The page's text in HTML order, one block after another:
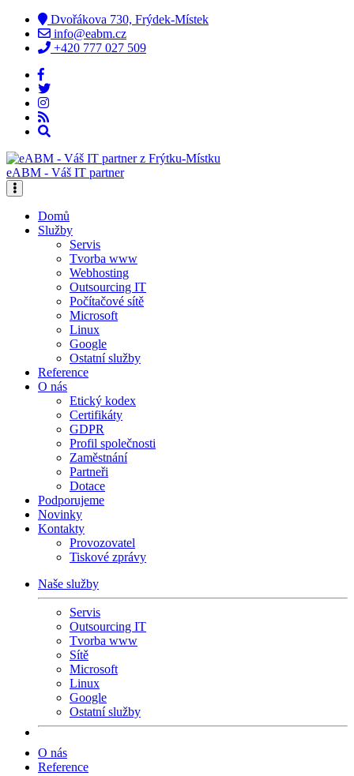
Dvořákova 730, Frýdek-Místek
info@eabm.cz
+420 777 027 509
eABM - Váš IT partner
Domů
Služby
Servis
Tvorba www
Webhosting
Outsourcing IT
Počítačové sítě
Microsoft
Linux
Google
Ostatní služby
Reference
O nás
Etický kodex
Certifikáty
GDPR
Profil společnosti
Zaměstnání
Partneři
Dotace
Podporujeme
Novinky
Kontakty
Provozovatel
Tiskové zprávy
Naše služby
Servis
Outsourcing IT
Tvorba www
Sítě
Microsoft
Linux
Google
Ostatní služby
O nás
Reference